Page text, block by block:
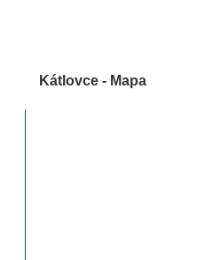
Kátlovce - Mapa